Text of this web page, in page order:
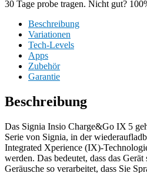
30 Tage probe tragen. Nicht gut?
Beschreibung
Variationen
Tech-Levels
Apps
Zubehör
Garantie
Beschreibung
Das Signia Insio Charge&Go IX 5
Serie von Signia, in der
Integrated Xperience (IX)-
werden. Das bedeutet, dass das
Geräusche so verarbeitet, dass Sie